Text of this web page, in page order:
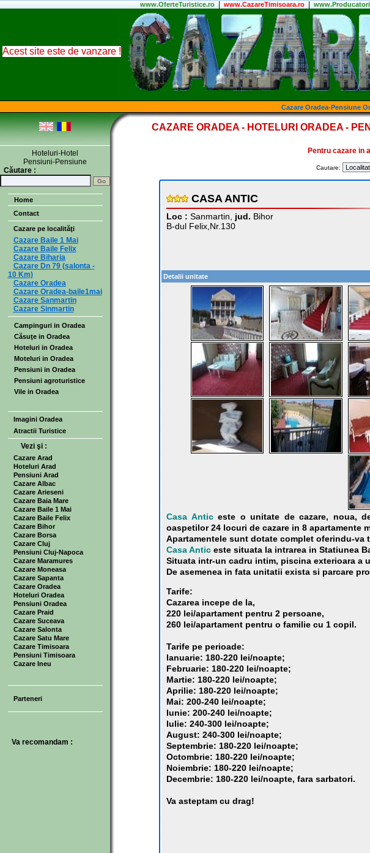
www.OferteTuristice.ro| www.CazareTimisoara.ro|
Acest site este de vanzare !
Cazare Oradea-Pensiune
Hoteluri-Hotel
Pensiuni-Pensiune
Căutare :
Home
Contact
Cazare pe localităţi
Cazare Baile 1 Mai
Cazare Baile Felix
Cazare Biharia
Cazare Dn 79 (salonta -
10 Km)
Cazare Oradea
Cazare Oradea-baile1mai
Cazare Sanmartin
Cazare Sinmartin
Campinguri in Oradea
Căsuţe in Oradea
Hoteluri in Oradea
Moteluri in Oradea
Pensiuni in Oradea
Pensiuni agroturistice
Vile in Oradea
Imagini Oradea
Atractii Turistice
Vezi şi :
Cazare Arad
Hoteluri Arad
Pensiuni Arad
Cazare Albac
Cazare Arieseni
Cazare Baia Mare
Cazare Baile 1 Mai
Cazare Baile Felix
Cazare Bihor
Cazare Borsa
Cazare Cluj
Pensiuni Cluj-Napoca
Cazare Maramures
Cazare Moneasa
Cazare Sapanta
Cazare Oradea
Hoteluri Oradea
Pensiuni Oradea
Cazare Praid
Cazare Suceava
Cazare Salonta
Cazare Satu Mare
Cazare Timisoara
Pensiuni Timisoara
Cazare Ineu
Parteneri
Va recomandam :
CAZARE ORADEA - HOTELURI ORADEA -
Pentru cazare in
Cautare:
CASA ANTIC
Loc : Sanmartin, jud. Bihor
B-dul Felix,Nr.130
Detalii unitate
Casa Anticeste o unitate de cazare, noua,
oaspetilor 24 locuri de cazare in 8 apartamente
Apartamentele sunt dotate complet oferindu-va
Casa Antic este situata la intrarea in Statiunea
Situata intr-un cadru intim, piscina exterioara a
De asemenea in fata unitatii exista si parcare
Tarife:
Cazarea incepe de la,
220 lei/apartament pentru 2 persoane,
260 lei/apartament pentru o familie cu 1 copil.
Tarife pe perioade:
Ianuarie: 180-220 lei/noapte;
Februarie: 180-220 lei/noapte;
Martie: 180-220 lei/noapte;
Aprilie: 180-220 lei/noapte;
Mai: 200-240 lei/noapte;
Iunie: 200-240 lei/noapte;
Iulie: 240-300 lei/noapte;
August: 240-300 lei/noapte;
Septembrie: 180-220 lei/noapte;
Octombrie: 180-220 lei/noapte;
Noiembrie: 180-220 lei/noapte;
Decembrie: 180-220 lei/noapte, fara sarbatori.
Va asteptam cu drag!